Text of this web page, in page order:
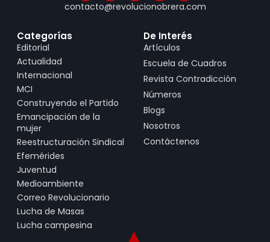
contacto@revolucionobrera.com
Categorías
Editorial
Actualidad
Internacional
MCI
Construyendo el Partido
Emancipación de la
mujer
Reestructuración Sindical
Efemérides
Juventud
Medioambiente
Correo Revolucionario
Lucha de Masas
Lucha campesina
De Interés
Artículos
Escuela de Cuadros
Revista Contradicción
Números
Blogs
Nosotros
Contáctenos